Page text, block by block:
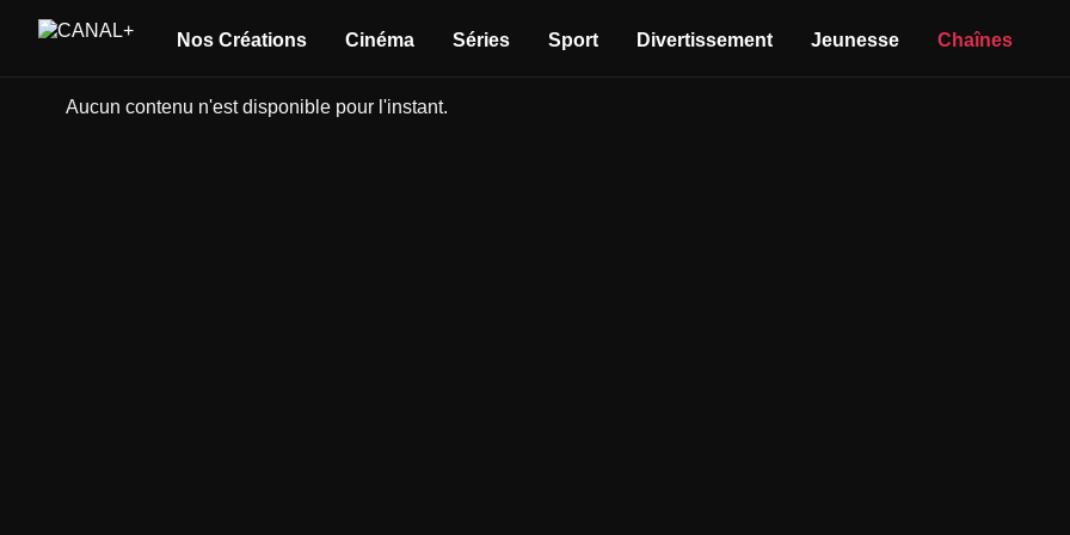
Nos Créations Cinéma Séries Sport Divertissement Jeunesse Chaînes
Aucun contenu n'est disponible pour l'instant.